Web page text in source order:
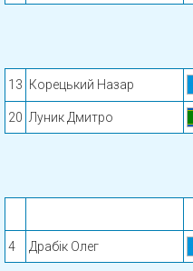
13 Корецький Назар
20 Луник Дмитро
4 Драбік Олег